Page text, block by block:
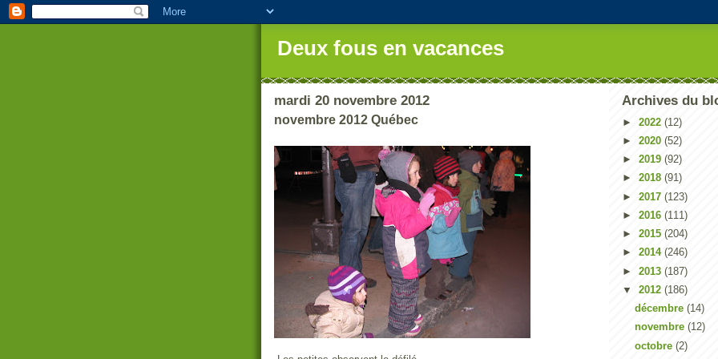
Deux fous en vacances
mardi 20 novembre 2012
novembre 2012 Québec
Archives du
► 2022 (12)
► 2020 (52)
► 2019 (92)
► 2018 (91)
► 2017 (123)
► 2016 (111)
► 2015 (204)
► 2014 (246)
► 2013 (187)
▼ 2012 (186)
décembre (14)
novembre (12)
octobre (2)